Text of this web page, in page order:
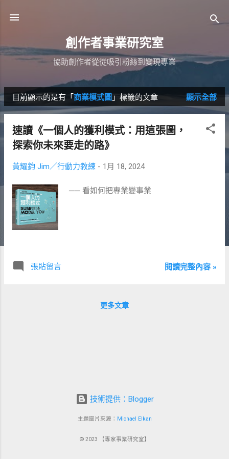
創作者事業研究室
協助創作者從從吸引粉絲到變現專業
發
表
文
目前顯示的是有「 商業模式圖 」標籤的文章 顯示全部
速讀《一個人的獲利模式：用這張圖，
探索你未來要走的路》
黃耀鈞 Jim／行動力教練 - 1月 18, 2024
── 看如何把專業變事業
張貼留言 閱讀完整內容 »
更多文章
技術提供：Blogger
主題圖片來源： Michael Elkan
© 2023 【專家事業研究室】